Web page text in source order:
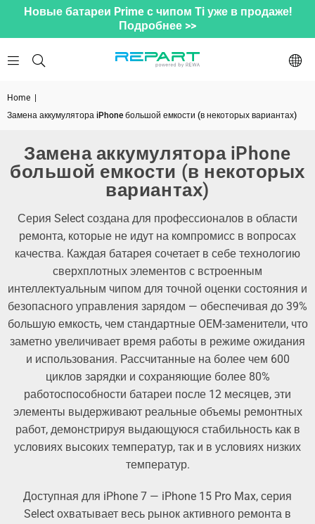
Новые батареи Prime с чипом Ti уже в продаже!
Подробнее >>
Home
Замена аккумулятора iPhone большой емкости (в некоторых вариантах)
Замена аккумулятора iPhone
большой емкости (в некоторых
вариантах)
Серия Select создана для профессионалов в области
ремонта, которые не идут на компромисс в вопросах
качества. Каждая батарея сочетает в себе технологию
сверхплотных элементов с встроенным
интеллектуальным чипом для точной оценки состояния и
безопасного управления зарядом — обеспечивая до 39%
большую емкость, чем стандартные OEM-заменители, что
заметно увеличивает время работы в режиме ожидания
и использования. Рассчитанные на более чем 600
циклов зарядки и сохраняющие более 80%
работоспособности батареи после 12 месяцев, эти
элементы выдерживают реальные объемы ремонтных
работ, демонстрируя выдающуюся стабильность как в
условиях высоких температур, так и в условиях низких
температур.
Доступная для iPhone 7 — iPhone 15 Pro Max, серия
Select охватывает весь рынок активного ремонта в